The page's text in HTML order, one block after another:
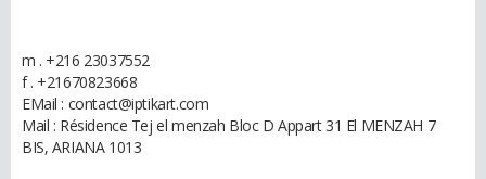
m . +216 23037552
f . +21670823668
EMail : contact@iptikart.com
Mail : Résidence Tej el menzah Bloc D Appart 31 El MENZAH 7
BIS, ARIANA 1013